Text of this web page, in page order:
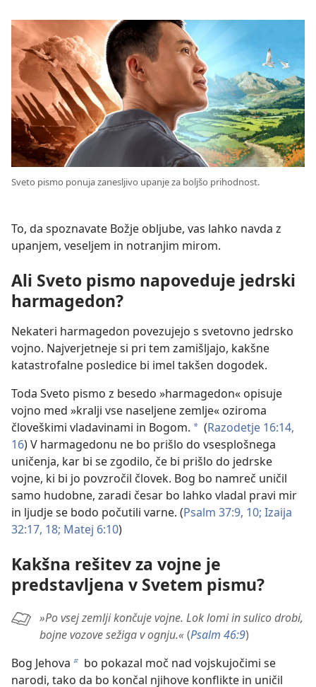
Sveto pismo ponuja zanesljivo upanje za boljšo prihodnost.
To, da spoznavate Božje obljube, vas lahko navda z
upanjem, veseljem in notranjim mirom.
Ali Sveto pismo napoveduje jedrski
harmagedon?
Nekateri harmagedon povezujejo s svetovno jedrsko
vojno. Najverjetneje si pri tem zamišljajo, kakšne
katastrofalne posledice bi imel takšen dogodek.
Toda Sveto pismo z besedo »harmagedon« opisuje
vojno med »kralji vse naseljene zemlje« oziroma
človeškimi vladavinami in Bogom. a (Razodetje 16:14,
16) V harmagedonu ne bo prišlo do vsesplošnega
uničenja, kar bi se zgodilo, če bi prišlo do jedrske
vojne, ki bi jo povzročil človek. Bog bo namreč uničil
samo hudobne, zaradi česar bo lahko vladal pravi mir
in ljudje se bodo počutili varne. (Psalm 37:9, 10; Izaija
32:17, 18; Matej 6:10)
Kakšna rešitev za vojne je
predstavljena v Svetem pismu?
»Po vsej zemlji končuje vojne. Lok lomi in sulico drobi,
bojne vozove sežiga v ognju.«(Psalm 46:9)
Bog Jehova b bo pokazal moč nad vojskujočimi se
narodi, tako da bo končal njihove konflikte in uničil